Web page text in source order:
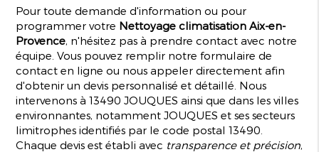
Pour toute demande d'information ou pour
programmer votre Nettoyage climatisation Aix-en-
Provence , n'hésitez pas à prendre contact avec notre
équipe. Vous pouvez remplir notre formulaire de
contact en ligne ou nous appeler directement afin
d'obtenir un devis personnalisé et détaillé. Nous
intervenons à 13490 JOUQUES ainsi que dans les villes
environnantes, notamment JOUQUES et ses secteurs
limitrophes identifiés par le code postal 13490.
Chaque devis est établi avec transparence et précision